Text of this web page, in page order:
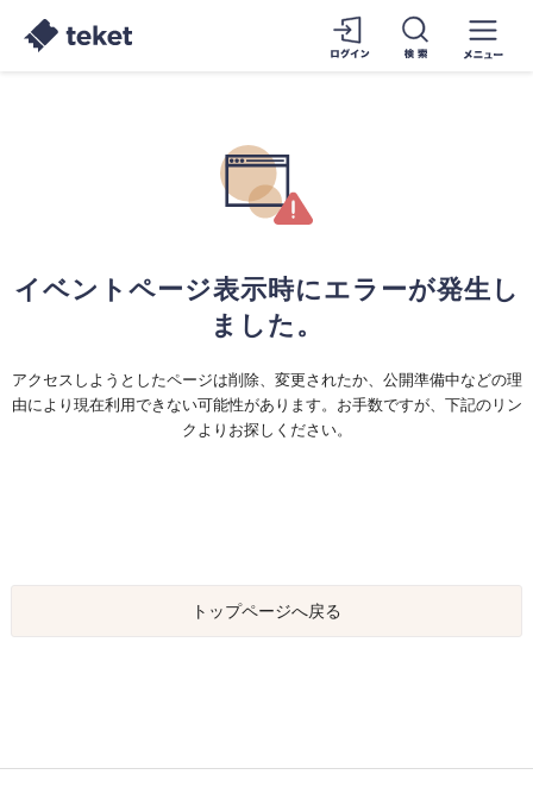
イベントページ表示時にエラーが発生し
ました。
アクセスしようとしたページは削除、変更されたか、公開準備中などの理
由により現在利用できない可能性があります。お手数ですが、下記のリン
クよりお探しください。
トップページへ戻る